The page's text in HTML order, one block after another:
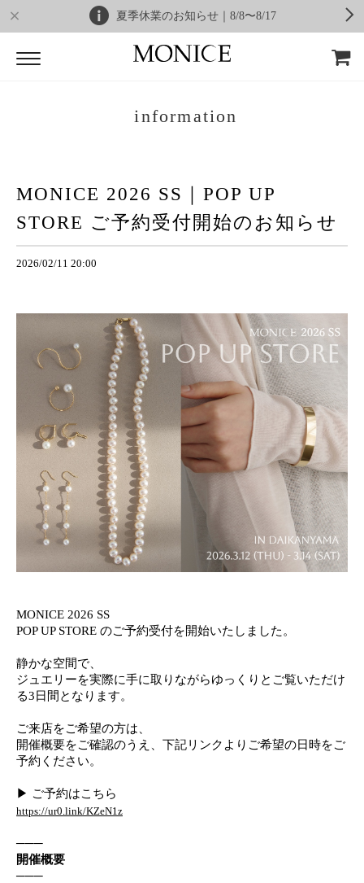
夏季休業のお知らせ｜8/8〜8/17
information
MONICE 2026 SS｜POP UP
STORE ご予約受付開始のお知らせ
2026/02/11 20:00
MONICE 2026 SS
POP UP STORE のご予約受付を開始いたしました。
静かな空間で、
ジュエリーを実際に手に取りながらゆっくりとご覧いただけ
る3日間となります。
ご来店をご希望の方は、
開催概要をご確認のうえ、下記リンクよりご希望の日時をご
予約ください。
▶ ご予約はこちら
https://ur0.link/KZeN1z
───
開催概要
───